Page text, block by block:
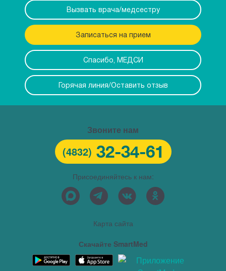
Вызвать врача/медсестру
Записаться на прием
Спасибо, МЕДСИ
Горячая линия/Оставить отзыв
Звоните нам
(4832) 32-34-61
Присоединяйтесь к нам:
Карта сайта
Скачайте SmartMed